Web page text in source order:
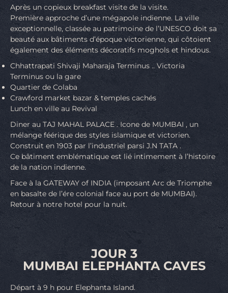
Après un copieux breakfast visite de la visite.
Première approche d’une mégapole indienne. La ville
exceptionnelle, classée au patrimoine de l’UNESCO doit sa
beauté aux bâtiments d’époque victorienne, qui côtoient
également des éléments décoratifs moghols et hindous.
Chhattrapati Shivaji Maharaja Terminus .. Victoria
Terminus ou la gare
Quartier de Colaba
Crawford market bazar & temples cachés
Lunch en ville au Revival
Diner au TAJ MAHAL PALACE . Icone de MUMBAI , un
mélange féérique des styles islamique et victorien.
Construit en 1903 par l’industriel parsi J.N TATA .
Ce bâtiment emblématique est lié intimement à l’histoire
de la nation indienne.
Face à la GATEWAY of INDIA (imposant Arc de Triomphe
en basalte de l’ére colonial face au port de MUMBAI).
Retour à notre hotel pour la nuit.
JOUR 3
MUMBAI ELEPHANTA CAVES
Départ à 9 h pour Elephanta Island.